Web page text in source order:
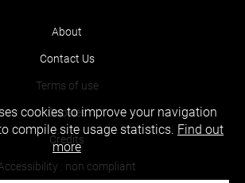
About
Contact Us
Terms of use
Cookies
Credits
: non compliant
cookies to improve your navigation
compile site usage statistics. Find out
more